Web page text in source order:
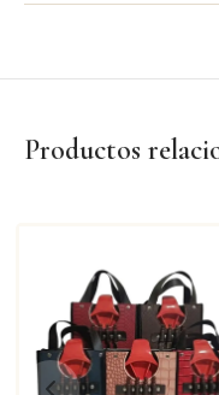
Productos